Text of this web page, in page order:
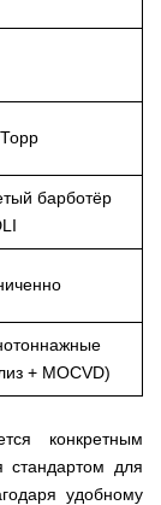
барботёр
+ MOCVD)
конкретным
стандартом для
удобному